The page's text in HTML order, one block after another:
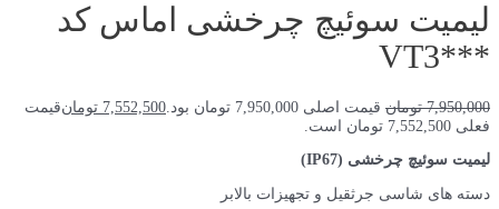
لیمیت سوئیچ چرخشی اماس کد
***VT3
7,950,000 تومان قیمت اصلی 7,950,000 تومان بود. 7,552,500 تومانقیمت
فعلی 7,552,500 تومان است.
لیمیت سوئیچ چرخشی (IP67)
دسته های شاسی جرثقیل و تجهیزات بالابر